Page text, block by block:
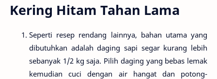
Kering Hitam Tahan Lama
Seperti resep rendang lainnya, bahan utama yang
dibutuhkan adalah daging sapi segar kurang lebih
sebanyak 1/2 kg saja. Pilih daging yang bebas lemak
kemudian cuci dengan air hangat dan potong-